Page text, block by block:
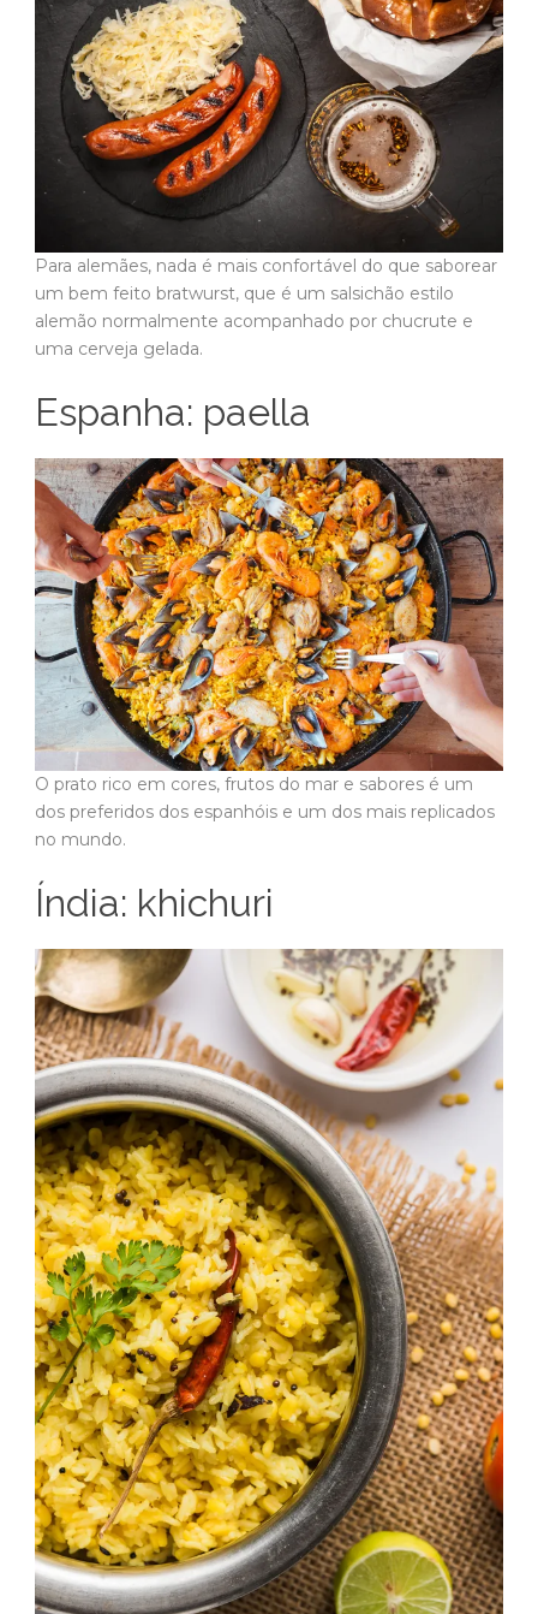
Para alemães, nada é mais confortável do que saborear
um bem feito bratwurst, que é um salsichão estilo
alemão normalmente acompanhado por chucrute e
uma cerveja gelada.
Espanha: paella
O prato rico em cores, frutos do mar e sabores é um
dos preferidos dos espanhóis e um dos mais replicados
no mundo.
Índia: khichuri